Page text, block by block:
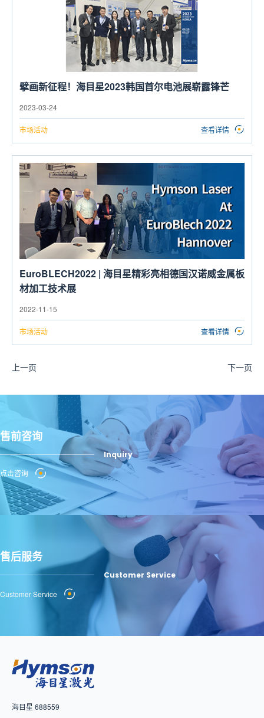
擘画新征程！海目星2023韩国首尔电池展崭露锋芒
2023-03-24
市场活动 查看详情
EuroBLECH2022 | 海目星精彩亮相德国汉诺威金属板
材加工技术展
2022-11-15
市场活动 查看详情
上一页 下一页
售前咨询
Inquiry
点击咨询
售后服务
Customer Service
Customer Service
海目星 688559